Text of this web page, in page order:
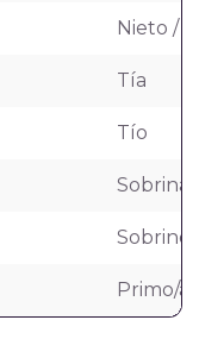
Nieto /
Tía
Tío
Sobrina
Sobrino
Primo/a